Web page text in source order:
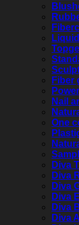
Fiber
Nail
One
Diva
Diva
Diva
Diva
Diva
Diva